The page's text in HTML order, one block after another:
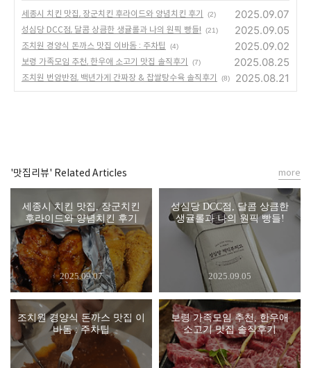
세종시 치킨 맛집, 장군치킨 후라이드와 양념치킨 후기 (2) 2025.09.07
성심당 DCC점, 달콤 상큼한 생귤롤과 나의 원픽 빵들! (21) 2025.09.05
조치원 경양식 돈까스 맛집 이바돔 : 주차팁 (4) 2025.09.02
보령 가족모임 추천, 한우애 소고기 맛집 솔직후기 (7) 2025.08.25
조치원 번암반점, 백년가게 간짜장 & 찹쌀탕수육 솔직후기 (8) 2025.08.21
'맛집리뷰' Related Articles
세종시 치킨 맛집, 장군치킨
후라이드와 양념치킨 후기
2025.09.07
성심당 DCC점, 달콤 상큼한
생귤롤과 나의 원픽 빵들!
2025.09.05
조치원 경양식 돈까스 맛집 이
바돔 : 주차팁
보령 가족모임 추천, 한우애
소고기 맛집 솔직후기
more